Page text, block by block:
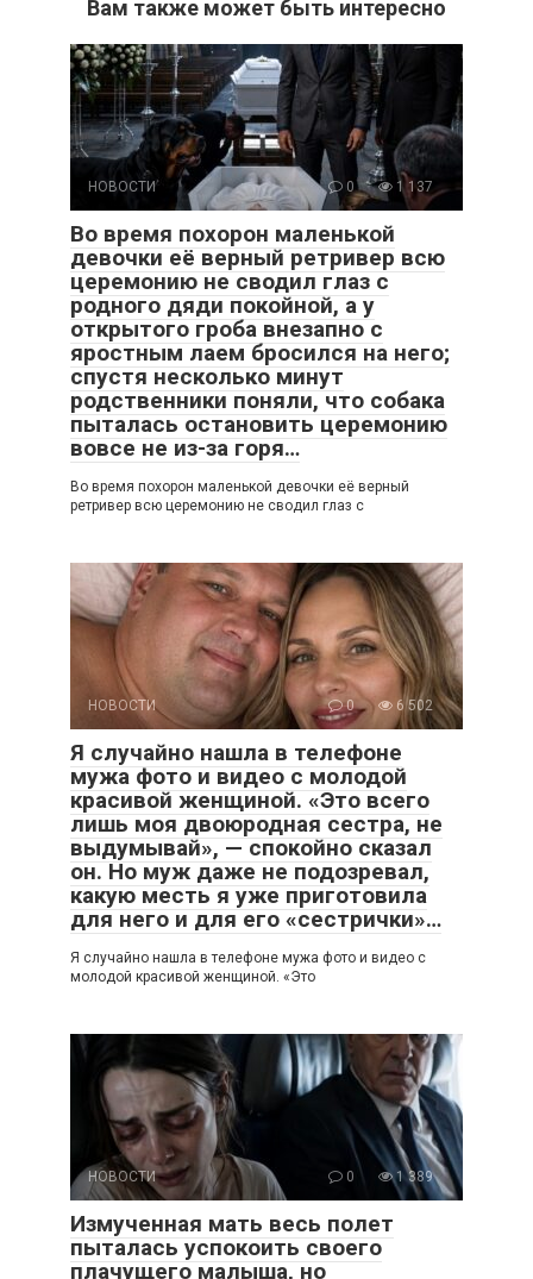
Вам также может быть интересно
НОВОСТИ 0 1 137
Во время похорон маленькой
девочки её верный ретривер всю
церемонию не сводил глаз с
родного дяди покойной, а у
открытого гроба внезапно с
яростным лаем бросился на него;
спустя несколько минут
родственники поняли, что собака
пыталась остановить церемонию
вовсе не из-за горя…
Во время похорон маленькой девочки её верный
ретривер всю церемонию не сводил глаз с
НОВОСТИ 0 6 502
Я случайно нашла в телефоне
мужа фото и видео с молодой
красивой женщиной. «Это всего
лишь моя двоюродная сестра, не
выдумывай», — спокойно сказал
он. Но муж даже не подозревал,
какую месть я уже приготовила
для него и для его «сестрички»…
Я случайно нашла в телефоне мужа фото и видео с
молодой красивой женщиной. «Это
НОВОСТИ 0 1 389
Измученная мать весь полет
пыталась успокоить своего
плачущего малыша, но